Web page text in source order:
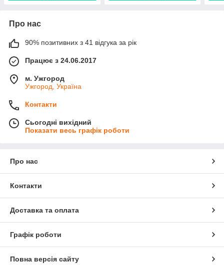
Про нас
90% позитивних з 41 відгука за рік
Працює з 24.06.2017
м. Ужгород
Ужгород, Україна
Контакти
Сьогодні вихідний
Показати весь графік роботи
Про нас
Контакти
Доставка та оплата
Графік роботи
Повна версія сайту